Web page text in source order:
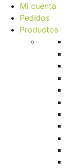
Mi cuenta
Pedidos
Productos